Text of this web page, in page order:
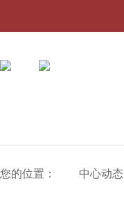
您的位置： 中心动态